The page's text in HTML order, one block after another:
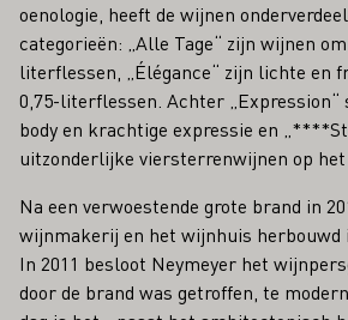
oenologie, heeft de wijnen
categorieën: „Alle Tage“ zijn wijnen
literflessen, „Élégance“ zijn lichte en
0,75-literflessen. Achter „Expression“
body en krachtige expressie en
uitzonderlijke viersterrenwijnen op het
Na een verwoestende grote brand in
wijnmakerij en het wijnhuis herbouwd
In 2011 besloot Neymeyer het
door de brand was getroffen, te